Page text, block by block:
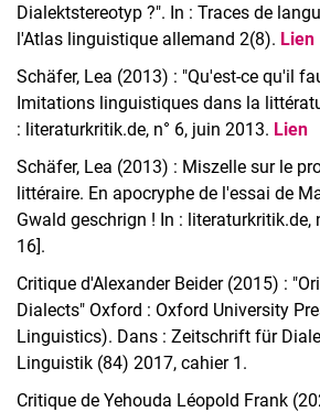
Dialektstereotyp ?". In : Traces de
l'Atlas linguistique allemand 2(8). Lien
Schäfer, Lea (2013) : "Qu'est-ce qu'il
Imitations linguistiques dans la
: literaturkritik.de, n° 6, juin 2013. Lien
Schäfer, Lea (2013) : Miszelle sur le
littéraire. En apocryphe de l'essai de
Gwald geschrign ! In : literaturkritik.de,
16].
Critique d'Alexander Beider (2015) :
Dialects" Oxford : Oxford University
Linguistics). Dans : Zeitschrift für
Linguistik (84) 2017, cahier 1.
Critique de Yehouda Léopold Frank